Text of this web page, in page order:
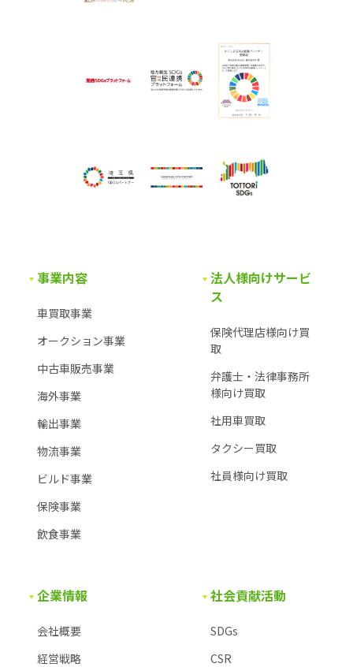
事業内容
車買取事業
オークション事業
中古車販売事業
海外事業
輸出事業
物流事業
ビルド事業
保険事業
飲食事業
法人様向けサービ
ス
保険代理店様向け買
取
弁護士・法律事務所
様向け買取
社用車買取
タクシー買取
社員様向け買取
企業情報
会社概要
経営戦略
社会貢献活動
SDGs
CSR